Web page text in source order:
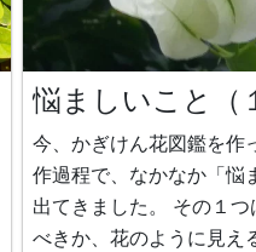
悩ましいこと（
今、かぎけん花図鑑を作
作過程で、なかなか「悩
出てきました。 その１
べきか、花のように見え